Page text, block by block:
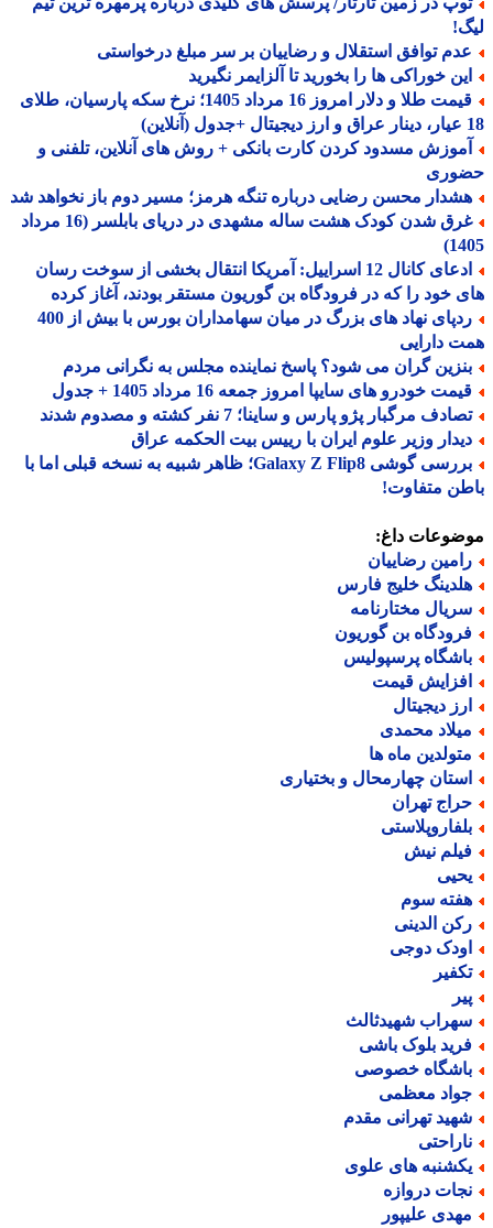
توافق استقلال و رضاییان بر سر مبلغ درخواستی
خوراکی ها را بخورید تا آلزایمر نگیرید
قیمت طلا و دلار امروز 16 مرداد 1405؛ نرخ سکه پارسیان، طلای
مسدود کردن کارت بانکی + روش های آنلاین، تلفنی و
محسن رضایی درباره تنگه هرمز؛ مسیر دوم باز نخواهد شد
غرق شدن کودک هشت ساله مشهدی در دریای بابلسر (16 مرداد
ادعای کانال 12 اسراییل: آمریکا انتقال بخشی از سوخت رسان
خود را که در فرودگاه بن گوریون مستقر بودند، آغاز کرده
ردپای نهاد های بزرگ در میان سهامداران بورس با بیش از 400
دارایی
گران می شود؟ پاسخ نماینده مجلس به نگرانی مردم
خودرو های سایپا امروز جمعه 16 مرداد 1405 + جدول
مرگبار پژو پارس و ساینا؛ 7 نفر کشته و مصدوم شدند
وزیر علوم ایران با رییس بیت الحکمه عراق
بررسی گوشی Galaxy Z Flip8؛ ظاهر شبیه به نسخه قبلی اما با
متفاوت!
داغ:
رضاییان
خلیج فارس
مختارنامه
بن گوریون
پرسپولیس
قیمت
دیجیتال
محمدی
ماه ها
چهارمحال و بختیاری
تهران
نیش
سوم
الدینی
دوجی
شهیدثالث
بلوک باشی
خصوصی
معظمی
تهرانی مقدم
های علوی
دروازه
علیپور